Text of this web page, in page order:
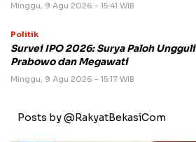
Minggu, 9 Agu 2026 - 15:41 WIB
Politik
Survei IPO 2026: Surya Paloh Ungguli
Prabowo dan Megawati
Minggu, 9 Agu 2026 - 15:17 WIB
Posts by @RakyatBekasiCom